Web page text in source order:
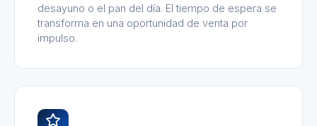
desayuno o el pan del día. El tiempo de espera se
transforma en una oportunidad de venta por
impulso.